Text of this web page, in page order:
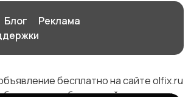
Блог
Реклама
бесплатно на сайте olfix.ru